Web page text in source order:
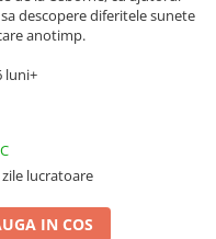
descopere diferitele sunete
anotimp.
luni+
zile lucratoare
IN COS